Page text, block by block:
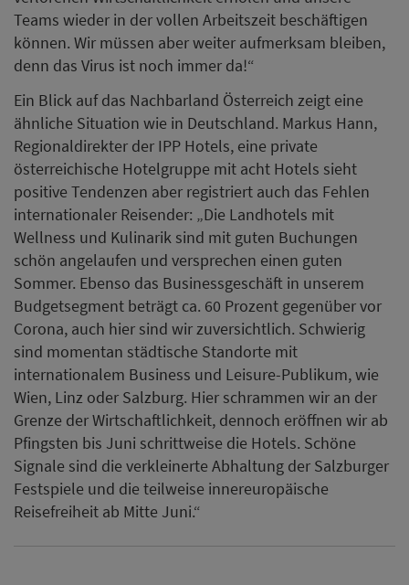
Teams wieder in der vollen Arbeitszeit beschäftigen
können. Wir müssen aber weiter aufmerksam bleiben,
denn das Virus ist noch immer da!“
Ein Blick auf das Nachbarland Österreich zeigt eine
ähnliche Situation wie in Deutschland. Markus Hann,
Regionaldirekter der IPP Hotels, eine private
österreichische Hotelgruppe mit acht Hotels sieht
positive Tendenzen aber registriert auch das Fehlen
internationaler Reisender: „Die Landhotels mit
Wellness und Kulinarik sind mit guten Buchungen
schön angelaufen und versprechen einen guten
Sommer. Ebenso das Businessgeschäft in unserem
Budgetsegment beträgt ca. 60 Prozent gegenüber vor
Corona, auch hier sind wir zuversichtlich. Schwierig
sind momentan städtische Standorte mit
internationalem Business und Leisure-Publikum, wie
Wien, Linz oder Salzburg. Hier schrammen wir an der
Grenze der Wirtschaftlichkeit, dennoch eröffnen wir ab
Pfingsten bis Juni schrittweise die Hotels. Schöne
Signale sind die verkleinerte Abhaltung der Salzburger
Festspiele und die teilweise innereuropäische
Reisefreiheit ab Mitte Juni.“